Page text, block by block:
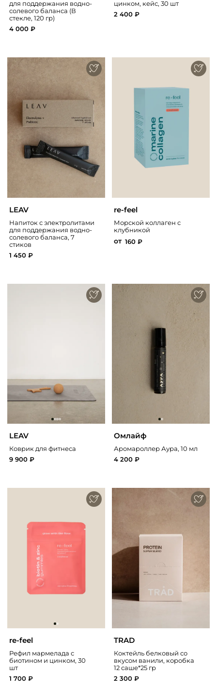
для поддержания водно-
солевого баланса (В
стекле, 120 гр)
4 000 ₽
цинком, кейс, 30 шт
2 400 ₽
LEAV
Напиток с электролитами
для поддержания водно-
солевого баланса, 7
стиков
1 450 ₽
re-feel
Морской коллаген с
клубникой
от 160 ₽
LEAV
Коврик для фитнеса
9 900 ₽
Омлайф
Аромароллер Аура, 10 мл
4 200 ₽
re-feel
Рефил мармелада с
биотином и цинком, 30
шт
1 700 ₽
TRAD
Коктейль белковый со
вкусом ванили, коробка
12 саше*25 гр
2 300 ₽